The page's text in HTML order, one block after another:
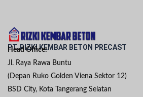
PT. RIZKI KEMBAR BETON PRECAST
Head Office:
Jl. Raya Rawa Buntu
(Depan Ruko Golden Viena Sektor 12)
BSD City, Kota Tangerang Selatan